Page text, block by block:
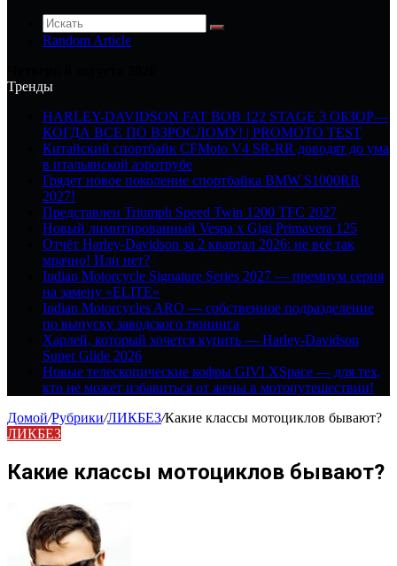
Random Article
Тренды
HARLEY-DAVIDSON FAT BOB 122 STAGE 3 ОБЗОР—
КОГДА ВСЕ ПО ВЗРОСЛОМУ! | PROMOTO TEST
Китайский спортбайк CFMoto V4 SR-RR доводят до ума
в итальянской аэротрубе
Грядет новое поколение спортбайка BMW S1000RR
2027!
Представлен Triumph Speed Twin 1200 TFC 2027
Новый лимитированный Vespa x Gigi Primavera 125
Отчёт Harley-Davidson за 2 квартал 2026: не всё так
мрачно! Или нет?
Indian Motorcycle Signature Series 2027 — премиум серия
на замену «ELITE»
Indian Motorcycles ARO — собственное подразделение
по выпуску заводского тюнинга
Харлей, который хочется купить — Harley-Davidson
Super Glide 2026
Новые телескопические кофры GIVI XSpace — для тех,
кто не может избавиться от жены в мотопутешествии!
Домой/Рубрики/ЛИКБЕЗ/Какие классы мотоциклов бывают?
ЛИКБЕЗ
Какие классы мотоциклов бывают?